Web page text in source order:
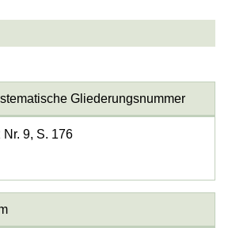
Gliederungsnummer
9, S. 176